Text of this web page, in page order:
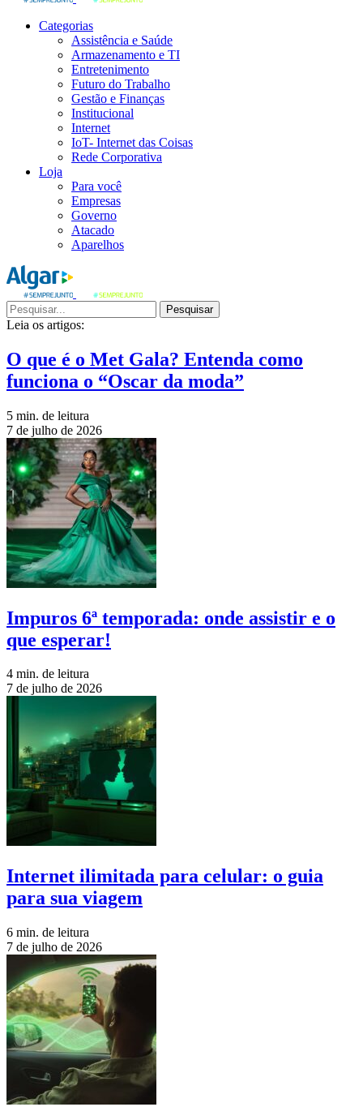
Categorias
Assistência e Saúde
Armazenamento e TI
Entretenimento
Futuro do Trabalho
Gestão e Finanças
Institucional
Internet
IoT- Internet das Coisas
Rede Corporativa
Loja
Para você
Empresas
Governo
Atacado
Aparelhos
Pesquisar
Leia os artigos:
O que é o Met Gala? Entenda como
funciona o “Oscar da moda”
5 min. de leitura
7 de julho de 2026
Impuros 6ª temporada: onde assistir e o
que esperar!
4 min. de leitura
7 de julho de 2026
Internet ilimitada para celular: o guia
para sua viagem
6 min. de leitura
7 de julho de 2026